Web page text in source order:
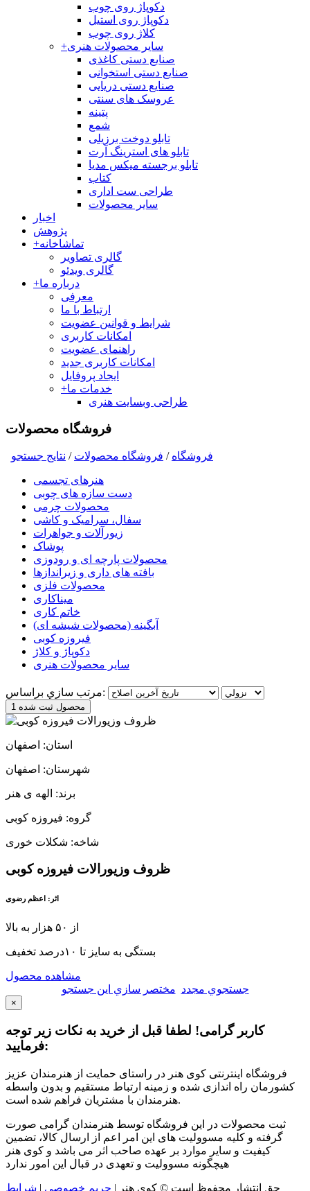
دکوپاژ روی چوب
دکوپاژ روی استیل
کلاژ روی چوب
+سایر محصولات هنری
صنایع دستی کاغذی
صنایع دستی استخوانی
صنایع دستی دریایی
عروسک های سنتی
پتینه
شمع
تابلو دوخت برزیلی
تابلو های استرینگ آرت
تابلو برجسته میکس مدیا
کتاب
طراحی ست اداری
سایر محصولات
اخبار
پژوهش
+تماشاخانه
گالری تصاویر
گالری ویدئو
+درباره ما
معرفی
ارتباط با ما
شرایط و قوانین عضویت
امکانات کاربری
راهنمای عضویت
امکانات کاربری جدید
ایجاد پروفایل
+خدمات ما
طراحی وبسایت هنری
فروشگاه محصولات
فروشگاه / فروشگاه محصولات / نتايج جستجو
هنرهای تجسمی
دست سازه های چوبی
محصولات چرمی
سفال، سرامیک و کاشی
زیورآلات و جواهرات
پوشاک
محصولات پارچه ای و رودوزی
بافته های داری و زیراندازها
محصولات فلزی
میناکاری
خاتم کاری
آبگینه (محصولات شیشه ای)
فیروزه کوبی
دکوپاژ و کلاژ
سایر محصولات هنری
مرتب سازي براساس:
1 محصول ثبت شده
استان: اصفهان
شهرستان: اصفهان
برند: الهه ی هنر
گروه: فیروزه کوبی
شاخه: شکلات خوری
ظروف وزیورالات فیروزه کوبی
اثر: اعظم رضوی
از ۵۰ هزار به بالا
بستگی به سایز تا ۱۰درصد تخفیف
مشاهده محصول
جستجوي مجدد مختصر سازي اين جستجو
×
کاربر گرامی! لطفا قبل از خرید به نکات زیر توجه
فرمایید:
فروشگاه اینترنتی کوی هنر در راستای حمایت از هنرمندان عزیز
کشورمان راه اندازی شده و زمینه ارتباط مستقیم و بدون واسطه
هنرمندان با مشتریان فراهم شده است.
ثبت محصولات در این فروشگاه توسط هنرمندان گرامی صورت
گرفته و کلیه مسوولیت های این امر اعم از ارسال کالا، تضمین
کیفیت و سایر موارد بر عهده صاحب اثر می باشد و کوی هنر
هیچگونه مسوولیت و تعهدی در قبال این امور ندارد
حق انتشار محفوظ است © کوی هنر | حریم خصوصی | شرایط